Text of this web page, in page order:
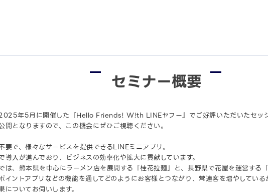
セミナー概要
年5月に開催した『Hello Friends! W!th LINEヤフー』でご好評いただいたセッ
開となりますので、この機会にぜひご視聴ください。
要で、様々なサービスを提供できるLINEミニアプリ。
導入が進んでおり、ビジネスの効率化や拡大に貢献しています。
は、熊本県を中心にラーメン店を展開する「桂花拉麺」と、長野県で花屋を運営する
イントアプリなどの機能を通してどのようにお客様とつながり、常連客を増やしている
についてお伺いします。